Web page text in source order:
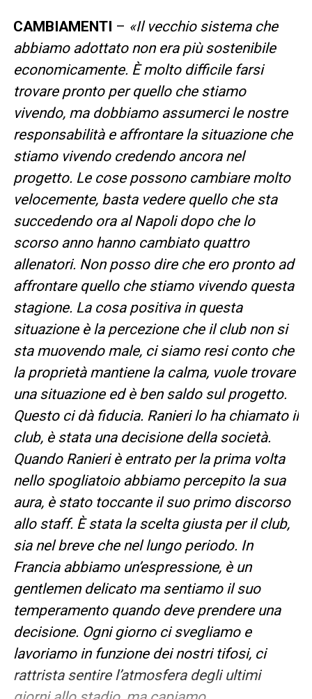
CAMBIAMENTI – «Il vecchio sistema che
abbiamo adottato non era più sostenibile
economicamente. È molto difficile farsi
trovare pronto per quello che stiamo
vivendo, ma dobbiamo assumerci le nostre
responsabilità e affrontare la situazione che
stiamo vivendo credendo ancora nel
progetto. Le cose possono cambiare molto
velocemente, basta vedere quello che sta
succedendo ora al Napoli dopo che lo
scorso anno hanno cambiato quattro
allenatori. Non posso dire che ero pronto ad
affrontare quello che stiamo vivendo questa
stagione. La cosa positiva in questa
situazione è la percezione che il club non si
sta muovendo male, ci siamo resi conto che
la proprietà mantiene la calma, vuole trovare
una situazione ed è ben saldo sul progetto.
Questo ci dà fiducia. Ranieri lo ha chiamato il
club, è stata una decisione della società.
Quando Ranieri è entrato per la prima volta
nello spogliatoio abbiamo percepito la sua
aura, è stato toccante il suo primo discorso
allo staff. È stata la scelta giusta per il club,
sia nel breve che nel lungo periodo. In
Francia abbiamo un’espressione, è un
gentlemen delicato ma sentiamo il suo
temperamento quando deve prendere una
decisione. Ogni giorno ci svegliamo e
lavoriamo in funzione dei nostri tifosi, ci
rattrista sentire l’atmosfera degli ultimi